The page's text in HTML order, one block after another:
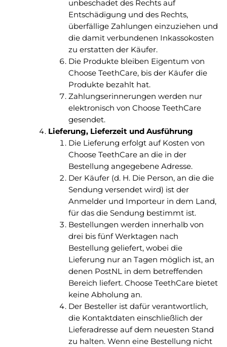
unbeschadet des Rechts auf
Entschädigung und des Rechts,
überfällige Zahlungen einzuziehen und
die damit verbundenen Inkassokosten
zu erstatten der Käufer.
Die Produkte bleiben Eigentum von
Choose TeethCare, bis der Käufer die
Produkte bezahlt hat.
Zahlungserinnerungen werden nur
elektronisch von Choose TeethCare
gesendet.
Lieferung, Lieferzeit und Ausführung
Die Lieferung erfolgt auf Kosten von
Choose TeethCare an die in der
Bestellung angegebene Adresse.
Der Käufer (d. H. Die Person, an die die
Sendung versendet wird) ist der
Anmelder und Importeur in dem Land,
für das die Sendung bestimmt ist.
Bestellungen werden innerhalb von
drei bis fünf Werktagen nach
Bestellung geliefert, wobei die
Lieferung nur an Tagen möglich ist, an
denen PostNL in dem betreffenden
Bereich liefert. Choose TeethCare bietet
keine Abholung an.
Der Besteller ist dafür verantwortlich,
die Kontaktdaten einschließlich der
Lieferadresse auf dem neuesten Stand
zu halten. Wenn eine Bestellung nicht